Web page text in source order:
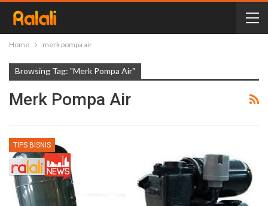
Home merk pompa air
Browsing Tag: "merk Pompa Air"
Merk Pompa Air
TIPS BISNIS